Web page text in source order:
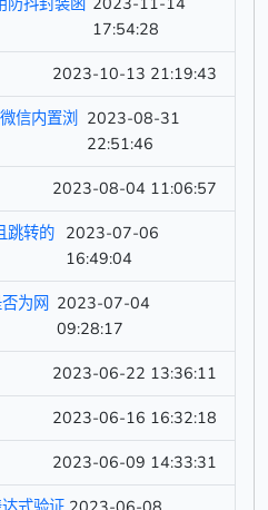
17:54:28
2023-10-13 21:19:43
信内置浏 2023-08-31
22:51:46
2023-08-04 11:06:57
跳转的 2023-07-06
16:49:04
为网 2023-07-04
09:28:17
2023-06-22 13:36:11
2023-06-16 16:32:18
2023-06-09 14:33:31